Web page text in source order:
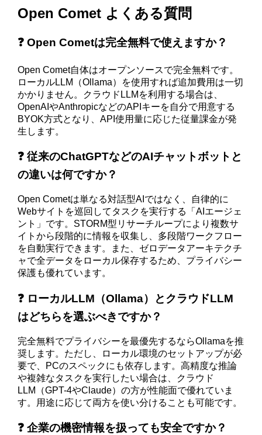
Open Comet よくある質問
❓ Open Cometは完全無料で使えますか？
Open Comet自体はオープンソースで完全無料です。
ローカルLLM（Ollama）を使用すれば追加費用は一切
かかりません。クラウドLLMを利用する場合は、
OpenAIやAnthropicなどのAPIキーを自分で用意する
BYOK方式となり、API使用量に応じた従量課金が発
生します。
❓ 従来のChatGPTなどのAIチャットボットと
の違いは何ですか？
Open Cometは単なる対話型AIではなく、自律的に
Webサイトを巡回してタスクを実行する「AIエージェ
ント」です。STORM型リサーチループにより複数サ
イトから段階的に情報を収集し、多段階ワークフロー
を自動実行できます。また、ゼロデータアーキテクチ
ャで全データをローカル保存するため、プライバシー
保護も優れています。
❓ ローカルLLM（Ollama）とクラウドLLM
はどちらを選ぶべきですか？
完全無料でプライバシーを最優先するならOllamaを推
奨します。ただし、ローカル環境のセットアップが必
要で、PCのスペックにも依存します。高精度な推論
や複雑なタスクを実行したい場合は、クラウド
LLM（GPT-4やClaude）の方が性能面で優れていま
す。用途に応じて両方を使い分けることも可能です。
❓ 企業の機密情報を扱っても安全ですか？